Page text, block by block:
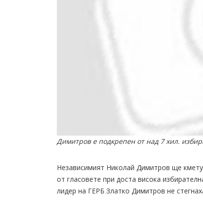
Димитров е подкрепен от над 7 хил.
Независимият Николай Димитров ще
от гласовете при доста висока
лидер на ГЕРБ Златко Димитров не